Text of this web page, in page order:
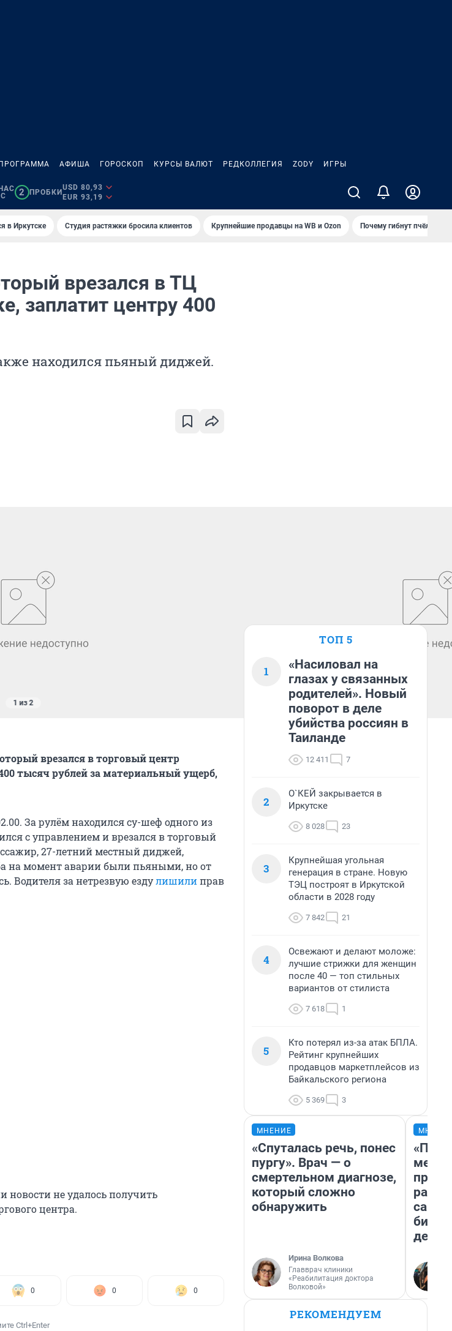
АФИША ГОРОСКОП КУРСЫ ВАЛЮТ РЕДКОЛЛЕГИЯ ZODY ИГРЫ
2 ПРОБКИ
USD 80,93
EUR 93,19
в Иркутске Студия растяжки бросила клиентов Крупнейшие продавцы на WB и Ozon Почему гибнут пчёлы?
врезался в ТЦ
заплатит центру 400
находился пьяный диджей.
1 из 2
врезался в торговый центр
тысяч рублей за материальный ущерб,
За рулём находился су-шеф одного из
с управлением и врезался в торговый
27-летний местный диджей,
на момент аварии были пьяными, но от
Водителя за нетрезвую ездулишилиправ
не удалось получить
центра.
0 0 0
Ctrl+Enter
ТОП 5
1
«Насиловал на
глазах у связанных
родителей». Новый
поворот в деле
убийства россиян в
Таиланде
12 411 7
2
О`КЕЙ закрывается в
Иркутске
8 028 23
3
Крупнейшая угольная
генерация в стране. Новую
ТЭЦ построят в Иркутской
области в 2028 году
7 842 21
4
Освежают и делают моложе:
лучшие стрижки для женщин
после 40 — топ стильных
вариантов от стилиста
7 618 1
5
Кто потерял из-за атак БПЛА.
Рейтинг крупнейших
продавцов маркетплейсов из
Байкальского региона
5 369 3
МНЕНИЕ
«Спуталась речь, понес
пургу». Врач — о
смертельном диагнозе,
который сложно
обнаружить
Ирина Волкова
Главврач клиники
«Реабилитация доктора
Волковой»
РЕКОМЕНДУЕМ